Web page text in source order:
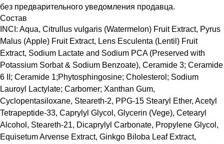
без предварительного уведомления продавца.
Состав
INCI: Aqua, Citrullus vulgaris (Watermelon) Fruit Extract, Pyrus
Malus (Apple) Fruit Extract, Lens Esculenta (Lentil) Fruit
Extract, Sodium Lactate and Sodium PCA (Preserved with
Potassium Sorbat & Sodium Benzoate), Ceramide 3; Ceramide
6 II; Ceramide 1;Phytosphingosine; Cholesterol; Sodium
Lauroyl Lactylate; Carbomer; Xanthan Gum,
Cyclopentasiloxane, Steareth-2, PPG-15 Stearyl Ether, Acetyl
Tetrapeptide-33, Caprylyl Glycol, Glycerin (Vege), Cetearyl
Alcohol, Steareth-21, Dicaprylyl Carbonate, Propylene Glycol,
Equisetum Arvense Extract, Ginkgo Biloba Leaf Extract,